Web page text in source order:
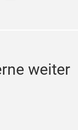
weiter